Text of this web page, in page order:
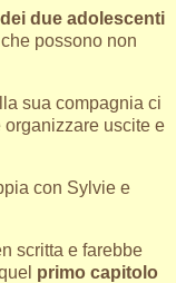
due adolescenti
possono non
sua compagnia ci
uscite e
con Sylvie e
scritta e farebbe
primo capitolo